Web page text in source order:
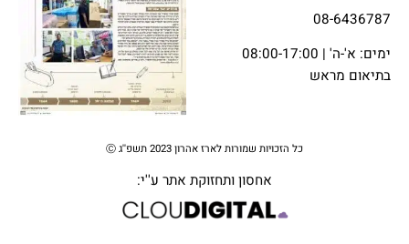
08-6436787
ימים: א'-ה' | 08:00-17:00
בתיאום מראש
כל הזכויות שמורות לארז אהרון 2023 תשפ''ג Ⓒ
אחסון ותחזוקת אתר ע''י: